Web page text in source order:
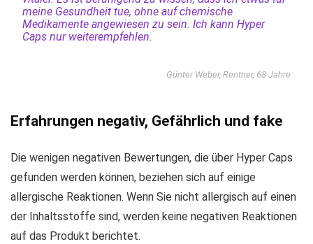
meine Gesundheit tue, ohne auf chemische
Medikamente angewiesen zu sein. Ich kann Hyper
Caps nur weiterempfehlen.
Günter Weber, Rentner, 68 Jahre
Erfahrungen negativ, Gefährlich und fake
Die wenigen negativen Bewertungen, die über Hyper Caps
gefunden werden können, beziehen sich auf einige
allergische Reaktionen. Wenn Sie nicht allergisch auf einen
der Inhaltsstoffe sind, werden keine negativen Reaktionen
auf das Produkt berichtet.